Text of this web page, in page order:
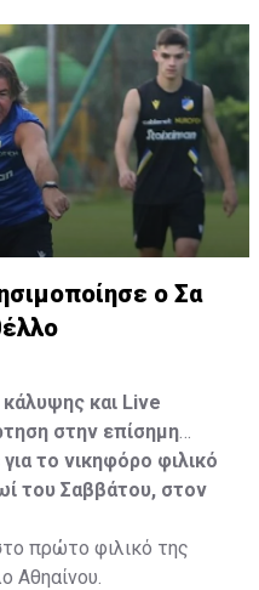
ο Σα
και Live
στην επίσημη
το νικηφόρο φιλικό
του Σαββάτου, στον
πρώτο φιλικό της
Αθηαίνου.